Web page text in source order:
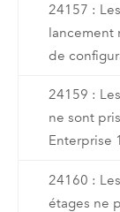
24157 :
lancement
de
24159 :
ne sont
Enterprise
24160 :
étages ne